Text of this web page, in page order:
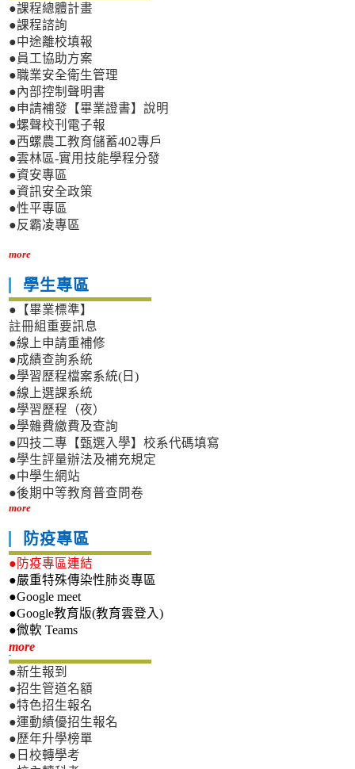
●課程總體計畫
●課程諮詢
●中途離校填報
●員工協助方案
●職業安全衛生管理
●內部控制聲明書
●申請補發【畢業證書】說明
●螺聲校刊電子報
●西螺農工教育儲蓄402專戶
●雲林區-實用技能學程分發
●資安專區
●資訊安全政策
●性平專區
●反霸凌專區
more
學生專區
●【畢業標準】
註冊組重要訊息
●線上申請重補修
●成績查詢系統
●學習歷程檔案系統(日)
●線上選課系統
●學習歷程（夜）
●學雜費繳費及查詢
●四技二專【甄選入學】校系代碼填寫
●學生評量辦法及補充規定
●中學生網站
●後期中等教育普查問卷
more
防疫專區
●防疫專區連結
●嚴重特殊傳染性肺炎專區
●Google meet
●Google教育版(教育雲登入)
●微軟 Teams
more新生專區
●新生報到
●招生管道名額
●特色招生報名
●運動績優招生報名
●歷年升學榜單
●日校轉學考